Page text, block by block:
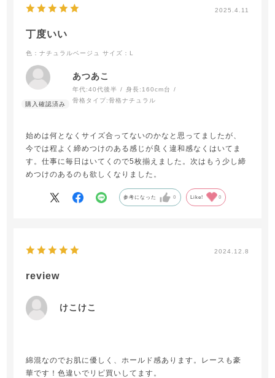
2025.4.11
丁度いい
色：ナチュラルベージュ サイズ：L
あつあこ
年代:40代後半 身長: 160cm台
骨格タイプ:骨格ナチュラル
始めは何となくサイズ合ってないのかなと思ってましたが、
今では程よく締めつけのある感じが良く違和感なくはいてま
す。仕事に毎日はいてくので5枚揃えました。次はもう少し締
めつけのあるのも欲しくなりました。
参考になった 0 Like! 0
2024.12.8
review
けこけこ
綿混なのでお肌に優しく、ホールド感あります。レースも豪
華です！色違いでリピ買いしてます。